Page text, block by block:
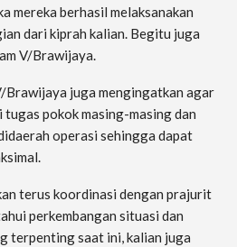
mereka berhasil melaksanakan
dari kiprah kalian. Begitu juga
V/Brawijaya.
Brawijaya juga mengingatkan agar
pokok masing-masing dan
operasi sehingga dapat
terus koordinasi dengan prajurit
perkembangan situasi dan
terpenting saat ini, kalian juga